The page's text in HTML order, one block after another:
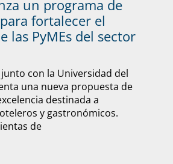
un programa de
fortalecer el
las PyMEs del sector
junto con la Universidad del
una nueva propuesta de
destinada a
y gastronómicos.
de